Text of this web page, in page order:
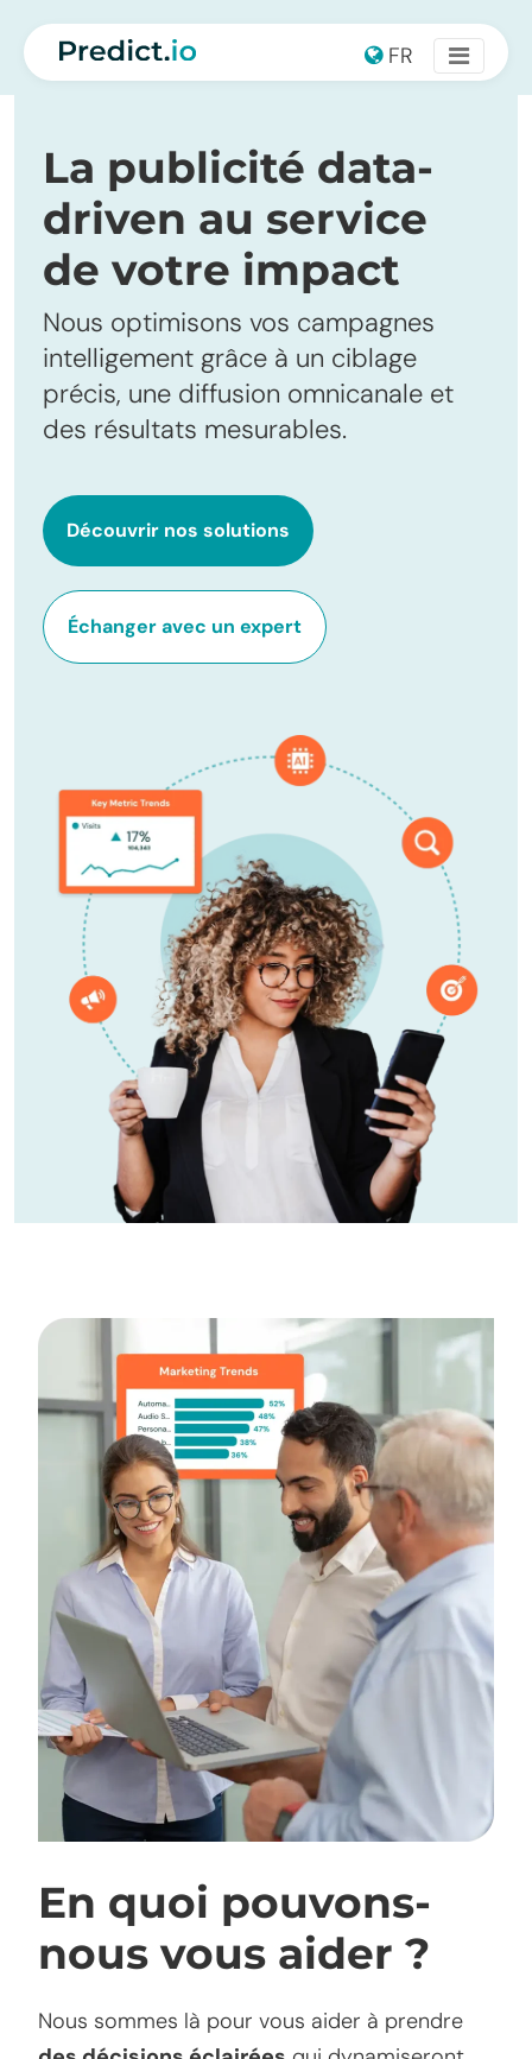
Main Navigation FR
La publicité data-
driven au service
de votre impact
Nous optimisons vos campagnes
intelligement grâce à un ciblage
précis, une diffusion omnicanale et
des résultats mesurables.
Découvrir nos solutions
Échanger avec un expert
En quoi pouvons-
nous vous aider ?
Nous sommes là pour vous aider à prendre